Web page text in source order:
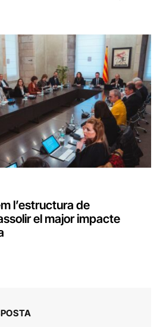
l’estructura de
el major impacte